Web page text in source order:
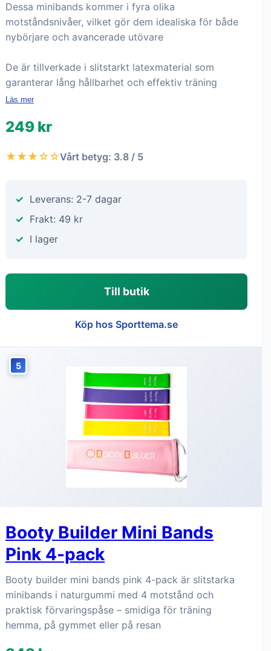
Dessa minibands kommer i fyra olika
motståndsnivåer, vilket gör dem idealiska för både
nybörjare och avancerade utövare
De är tillverkade i slitstarkt latexmaterial som
garanterar lång hållbarhet och effektiv träning
Läs mer
249 kr
★★★☆☆Vårt betyg: 3.8 / 5
Leverans: 2-7 dagar
Frakt: 49 kr
I lager
Till butik
Köp hos Sporttema.se
5
Booty Builder Mini Bands
Pink 4-pack
Booty builder mini bands pink 4-pack är slitstarka
minibands i naturgummi med 4 motstånd och
praktisk förvaringspåse – smidiga för träning
hemma, på gymmet eller på resan